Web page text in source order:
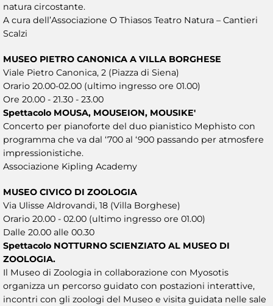
natura circostante.
A cura dell’Associazione O Thiasos Teatro Natura – Cantieri
Scalzi
MUSEO PIETRO CANONICA A VILLA BORGHESE
Viale Pietro Canonica, 2 (Piazza di Siena)
Orario 20.00-02.00 (ultimo ingresso ore 01.00)
Ore 20.00 - 21.30 - 23.00
Spettacolo MOUSA, MOUSEION, MOUSIKE'
Concerto per pianoforte del duo pianistico Mephisto con
programma che va dal ‘700 al ‘900 passando per atmosfere
impressionistiche.
Associazione Kipling Academy
MUSEO CIVICO DI ZOOLOGIA
Via Ulisse Aldrovandi, 18 (Villa Borghese)
Orario 20.00 - 02.00 (ultimo ingresso ore 01.00)
Dalle 20.00 alle 00.30
Spettacolo NOTTURNO SCIENZIATO AL MUSEO DI
ZOOLOGIA.
Il Museo di Zoologia in collaborazione con Myosotis
organizza un percorso guidato con postazioni interattive,
incontri con gli zoologi del Museo e visita guidata nelle sale